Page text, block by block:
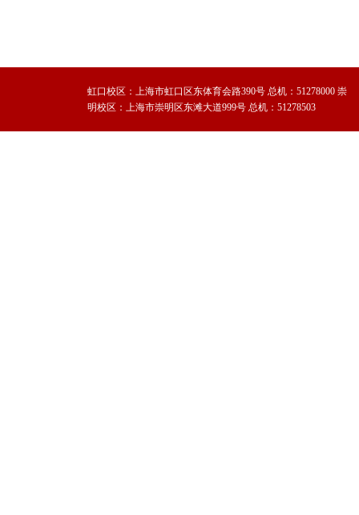
虹口校区：上海市虹口区东体育会路390号 总机：51278000 崇
明校区：上海市崇明区东滩大道999号 总机：51278503